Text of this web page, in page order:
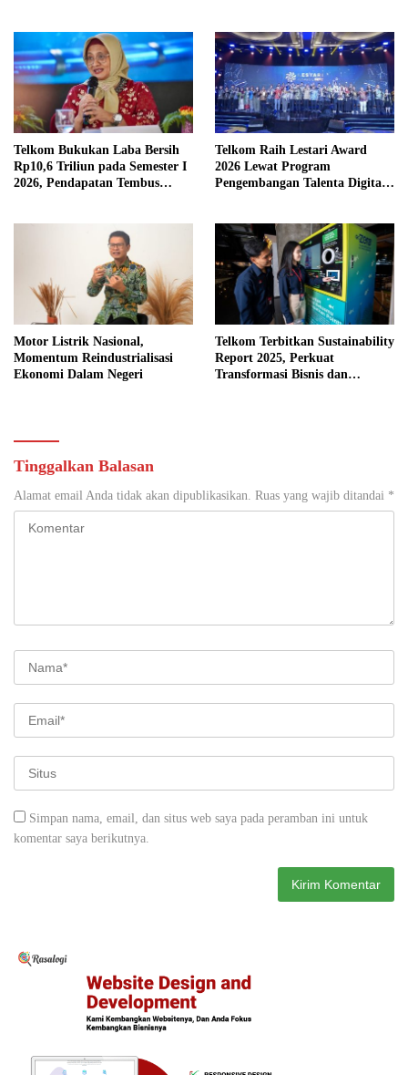
Telkom Bukukan Laba Bersih
Rp10,6 Triliun pada Semester I
2026, Pendapatan Tembus
Telkom Raih Lestari Award
2026 Lewat Program
Pengembangan Talenta Digital
Motor Listrik Nasional,
Momentum Reindustrialisasi
Ekonomi Dalam Negeri
Telkom Terbitkan Sustainability
Report 2025, Perkuat
Transformasi Bisnis dan
Tinggalkan Balasan
Alamat email Anda tidak akan dipublikasikan. Ruas yang wajib ditandai *
Simpan nama, email, dan situs web saya pada peramban ini untuk
komentar saya berikutnya.